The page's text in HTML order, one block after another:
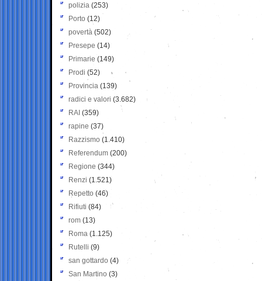
polizia (253)
Porto (12)
povertà (502)
Presepe (14)
Primarie (149)
Prodi (52)
Provincia (139)
radici e valori (3.682)
RAI (359)
rapine (37)
Razzismo (1.410)
Referendum (200)
Regione (344)
Renzi (1.521)
Repetto (46)
Rifiuti (84)
rom (13)
Roma (1.125)
Rutelli (9)
san gottardo (4)
San Martino (3)